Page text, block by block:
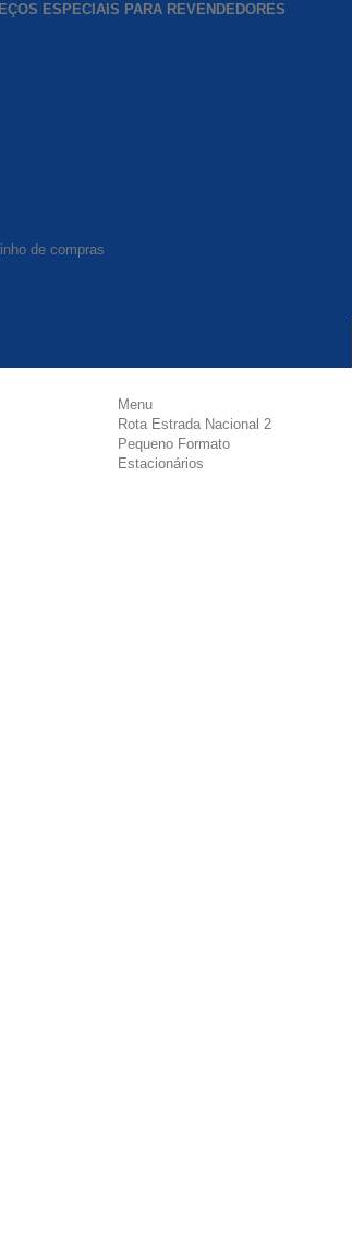
ESPECIAIS PARA REVENDEDORES
de compras
Menu
Rota Estrada Nacional 2
Pequeno Formato
Estacionários